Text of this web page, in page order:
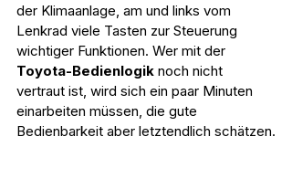
der Klimaanlage, am und links vom
Lenkrad viele Tasten zur Steuerung
wichtiger Funktionen. Wer mit der
Toyota-Bedienlogik noch nicht
vertraut ist, wird sich ein paar Minuten
einarbeiten müssen, die gute
Bedienbarkeit aber letztendlich schätzen.